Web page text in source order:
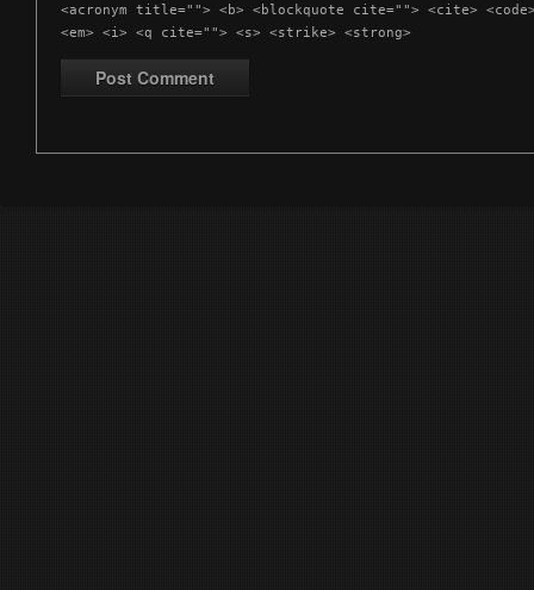
<acronym title=""> <b> <blockquote cite=""> <cite>
<em> <i> <q cite=""> <s> <strike> <strong>